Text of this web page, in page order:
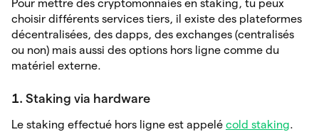
Pour mettre des cryptomonnaies en staking, tu peux
choisir différents services tiers, il existe des plateformes
décentralisées, des dapps, des exchanges (centralisés
ou non) mais aussi des options hors ligne comme du
matériel externe.
1. Staking via hardware
Le staking effectué hors ligne est appelé cold staking.